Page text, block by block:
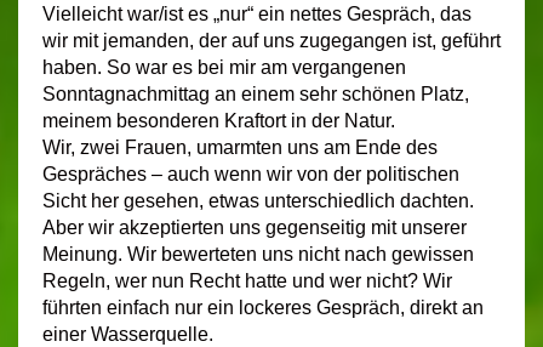
Vielleicht war/ist es „nur“ ein nettes Gespräch, das
wir mit jemanden, der auf uns zugegangen ist, geführt
haben. So war es bei mir am vergangenen
Sonntagnachmittag an einem sehr schönen Platz,
meinem besonderen Kraftort in der Natur.
Wir, zwei Frauen, umarmten uns am Ende des
Gespräches – auch wenn wir von der politischen
Sicht her gesehen, etwas unterschiedlich dachten.
Aber wir akzeptierten uns gegenseitig mit unserer
Meinung. Wir bewerteten uns nicht nach gewissen
Regeln, wer nun Recht hatte und wer nicht? Wir
führten einfach nur ein lockeres Gespräch, direkt an
einer Wasserquelle.